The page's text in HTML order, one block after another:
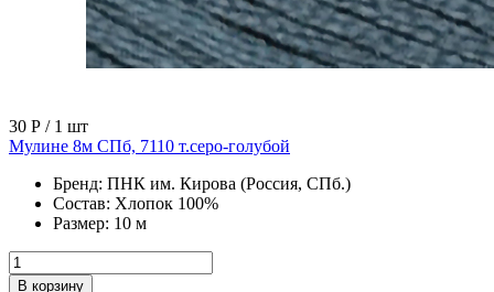
30 Р / 1 шт
Мулине 8м СПб, 7110 т.серо-голубой
Бренд: ПНК им. Кирова (Россия, СПб.)
Состав: Хлопок 100%
Размер: 10 м
В корзину